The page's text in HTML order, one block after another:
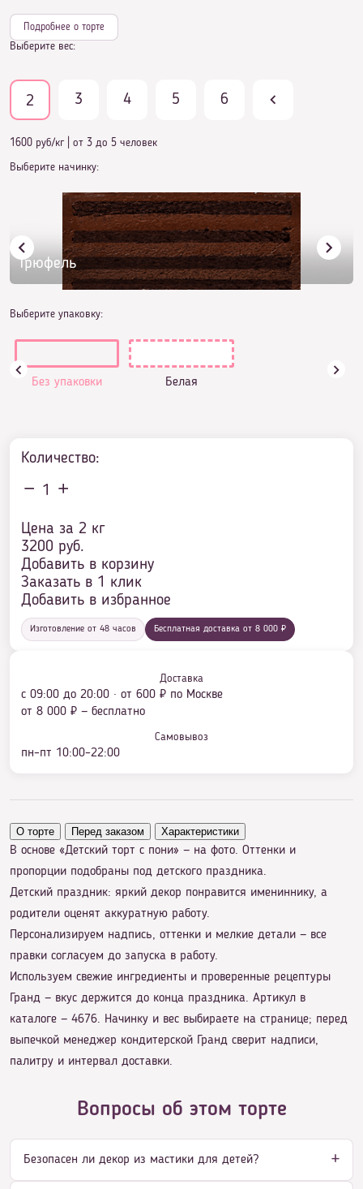
Подробнее о торте
Выберите вес:
2 3 4 5 6
1600 руб/кг от 3 до 5 человек
Выберите начинку:
Трюфель
Выберите упаковку:
Без упаковки Белая
Количество:
1
Цена за 2 кг
3200 руб.
Добавить в корзину
Заказать в 1 клик
Добавить в избранное
Изготовление от 48 часов Бесплатная доставка от 8 000 ₽
Доставка
с 09:00 до 20:00 · от 600 ₽ по Москве
от 8 000 ₽ — бесплатно
Самовывоз
пн–пт 10:00–22:00
О торте Перед заказом Характеристики
В основе «Детский торт с пони» — на фото. Оттенки и
пропорции подобраны под детского праздника.
Детский праздник: яркий декор понравится имениннику, а
родители оценят аккуратную работу.
Персонализируем надпись, оттенки и мелкие детали — все
правки согласуем до запуска в работу.
Используем свежие ингредиенты и проверенные рецептуры
Гранд — вкус держится до конца праздника. Артикул в
каталоге — 4676. Начинку и вес выбираете на странице; перед
выпечкой менеджер кондитерской Гранд сверит надписи,
палитру и интервал доставки.
Вопросы об этом торте
Безопасен ли декор из мастики для детей?